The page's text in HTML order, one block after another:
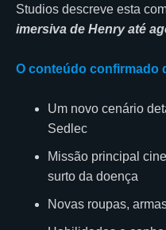
Studios descreve esta
imersiva de Henry até
O conteúdo confirmado
Um novo cenário
Sedlec
Missão principal
surto da doença
Novas roupas,